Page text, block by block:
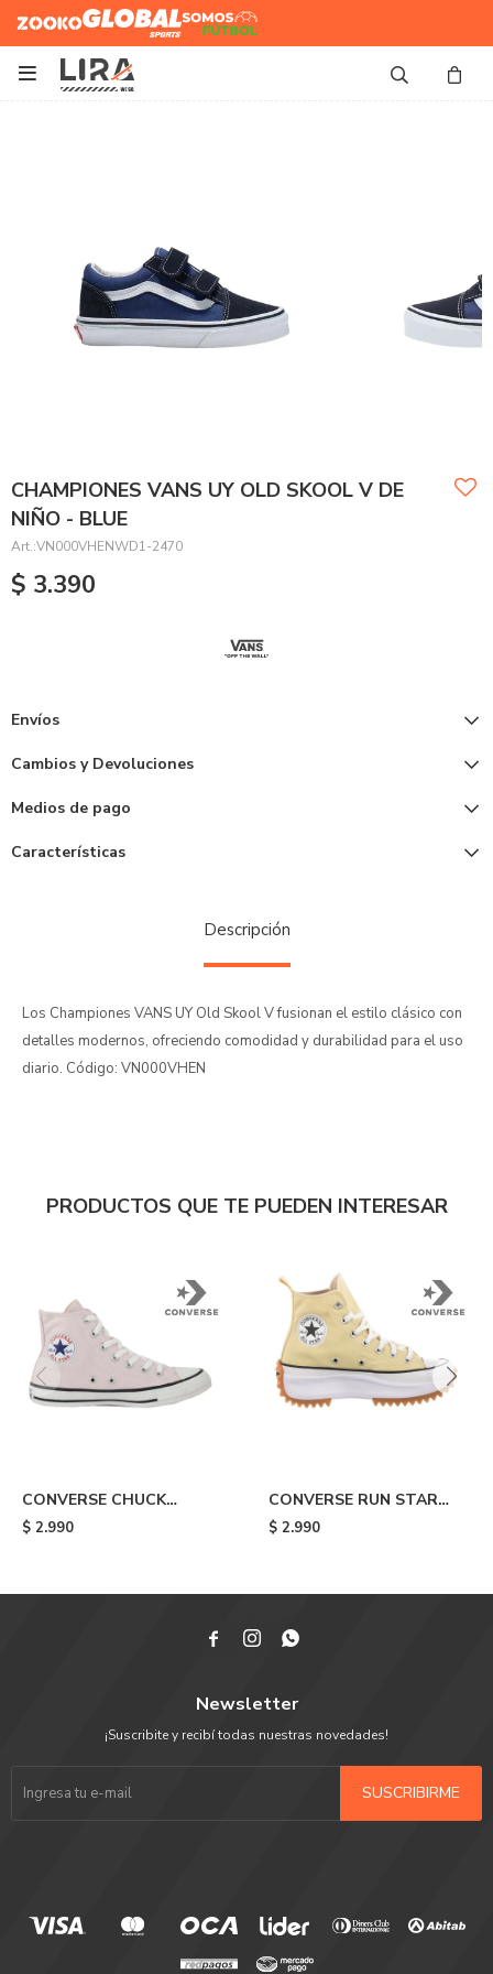
Zooko Global Sports
Somos
Futbol

CHAMPIONES VANS UY OLD SKOOL V DE
NIÑO - BLUE
VN000VHENWD1-2470
$ 3.390
Envíos
Cambios y Devoluciones
Medios de pago
Características
Descripción
Los Championes VANS UY Old Skool V fusionan el estilo clásico con
detalles modernos, ofreciendo comodidad y durabilidad para el uso
diario. Código: VN000VHEN
PRODUCTOS QUE TE PUEDEN INTERESAR
CONVERSE CHUCK
TAYLOR ALL STAR - Pink
$ 2.990
CONVERSE RUN STAR
HIKE HI - Yellow
$ 2.990
  
Newsletter
¡Suscribite y recibí todas nuestras novedades!
SUSCRIBIRME